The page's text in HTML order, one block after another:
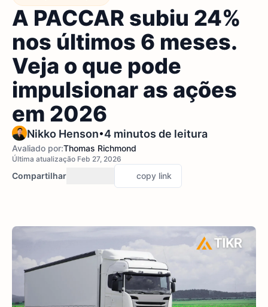
A PACCAR subiu 24%
nos últimos 6 meses.
Veja o que pode
impulsionar as ações
em 2026
Nikko Henson•4 minutos de leitura
Avaliado por:Thomas Richmond
Última atualização Feb 27, 2026
Compartilhar copy link